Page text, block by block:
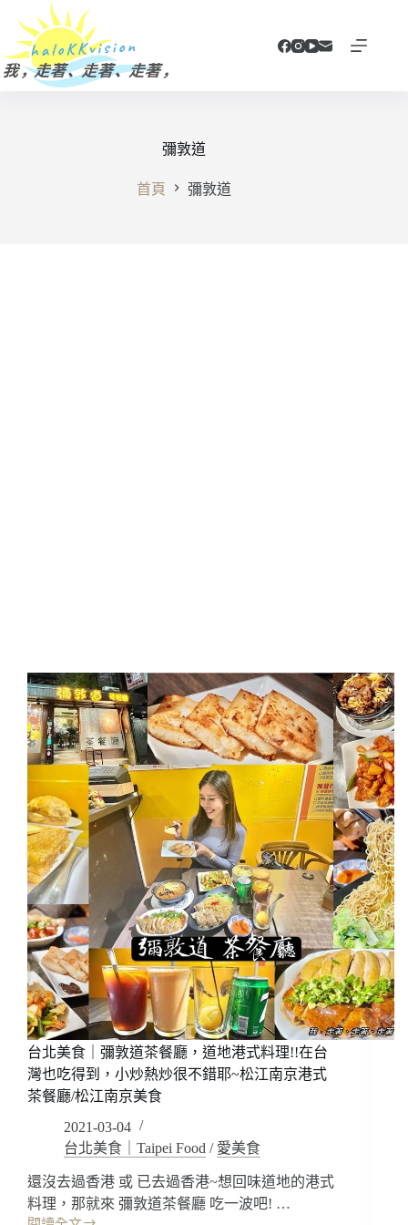
主
要
彌敦道
首頁 彌敦道
台北美食｜彌敦道茶餐廳，道地港式料理!!在台
灣也吃得到，小炒熱炒很不錯耶~松江南京港式
茶餐廳/松江南京美食
2021-03-04
台北美食｜Taipei Food / 愛美食
還沒去過香港 或 已去過香港~想回味道地的港式
料理，那就來 彌敦道茶餐廳 吃一波吧! …